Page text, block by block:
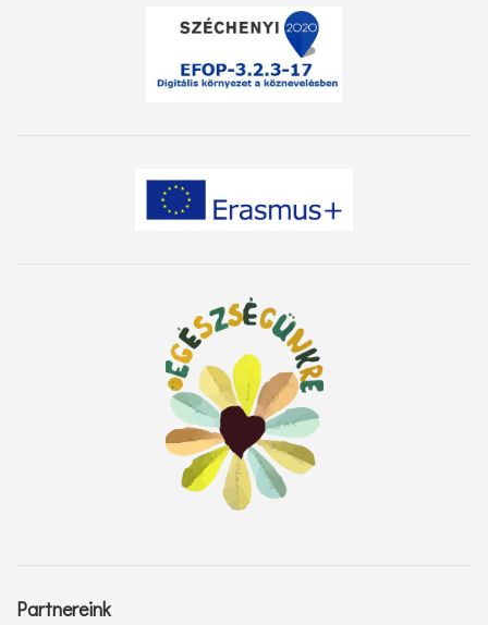
Partnereink